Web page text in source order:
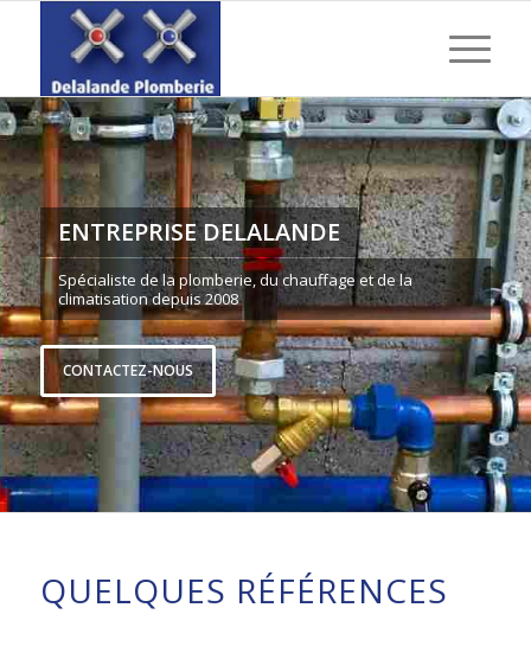
ENTREPRISE DELALANDE
Spécialiste de la plomberie, du chauffage et de la
climatisation depuis 2008
CONTACTEZ-NOUS
QUELQUES RÉFÉRENCES